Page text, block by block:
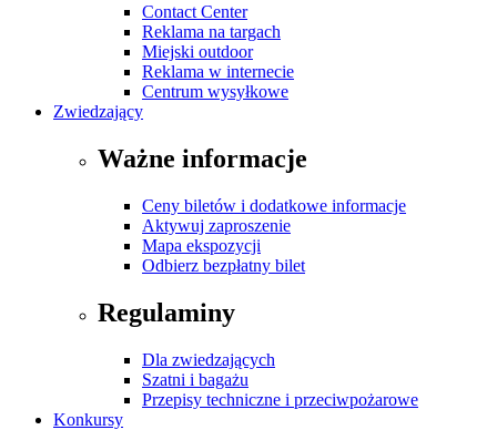
Contact Center
Reklama na targach
Miejski outdoor
Reklama w internecie
Centrum wysyłkowe
Zwiedzający
Ważne informacje
Ceny biletów i dodatkowe informacje
Aktywuj zaproszenie
Mapa ekspozycji
Odbierz bezpłatny bilet
Regulaminy
Dla zwiedzających
Szatni i bagażu
Przepisy techniczne i przeciwpożarowe
Konkursy